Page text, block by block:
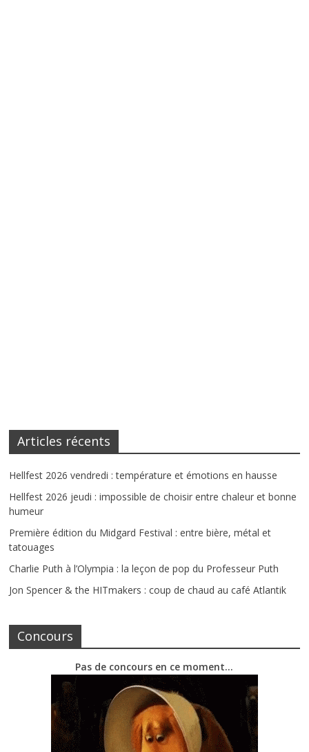
Articles récents
Hellfest 2026 vendredi : température et émotions en hausse
Hellfest 2026 jeudi : impossible de choisir entre chaleur et bonne
humeur
Première édition du Midgard Festival : entre bière, métal et
tatouages
Charlie Puth à l’Olympia : la leçon de pop du Professeur Puth
Jon Spencer & the HITmakers : coup de chaud au café Atlantik
Concours
Pas de concours en ce moment…